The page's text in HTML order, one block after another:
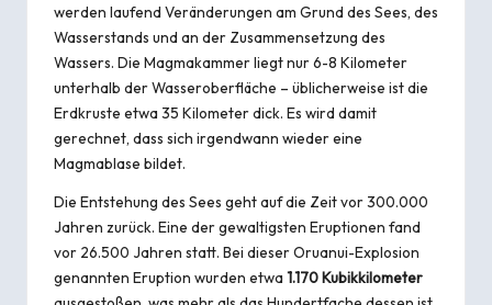
werden laufend Veränderungen am Grund des Sees, des
Wasserstands und an der Zusammensetzung des
Wassers. Die Magmakammer liegt nur 6-8 Kilometer
unterhalb der Wasseroberfläche – üblicherweise ist die
Erdkruste etwa 35 Kilometer dick. Es wird damit
gerechnet, dass sich irgendwann wieder eine
Magmablase bildet.
Die Entstehung des Sees geht auf die Zeit vor 300.000
Jahren zurück. Eine der gewaltigsten Eruptionen fand
vor 26.500 Jahren statt. Bei dieser Oruanui-Explosion
genannten Eruption wurden etwa 1.170 Kubikkilometer